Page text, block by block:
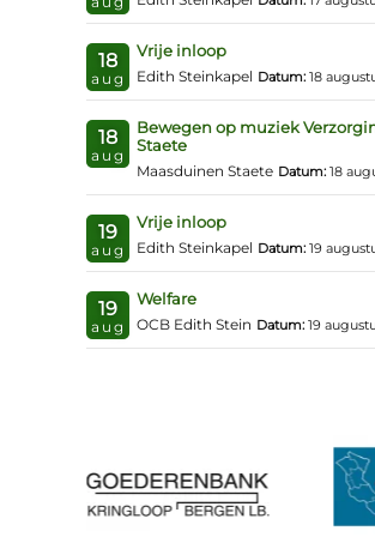
18
aug
Vrije inloop
Edith Steinkapel Datum: 18
18
aug
Bewegen op muziek
Staete
Maasduinen Staete Datum: 18
19
aug
Vrije inloop
Edith Steinkapel Datum: 19
19
aug
Welfare
OCB Edith Stein Datum: 19